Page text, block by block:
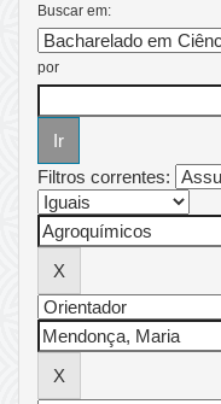
Buscar em:
por
Filtros correntes: